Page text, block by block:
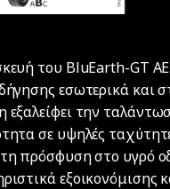
του BluEarth-GT
εσωτερικά και
εξαλείφει την
σε υψηλές
πρόσφυση στο υγρό
εξοικονόμισης